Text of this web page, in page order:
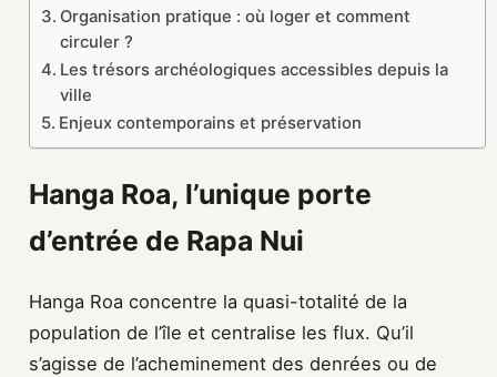
Organisation pratique : où loger et comment
circuler ?
Les trésors archéologiques accessibles depuis la
ville
Enjeux contemporains et préservation
Hanga Roa, l’unique porte
d’entrée de Rapa Nui
Hanga Roa concentre la quasi-totalité de la
population de l’île et centralise les flux. Qu’il
s’agisse de l’acheminement des denrées ou de